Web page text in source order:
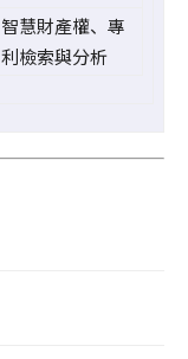
智慧財產權、專
利檢索與分析